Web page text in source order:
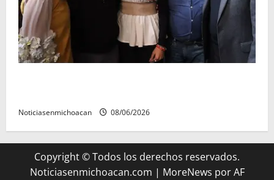
Noticiasenmichoacan 08/06/2026
Copyright © Todos los derechos reservados.
Noticiasenmichoacan.com | MoreNews por AF